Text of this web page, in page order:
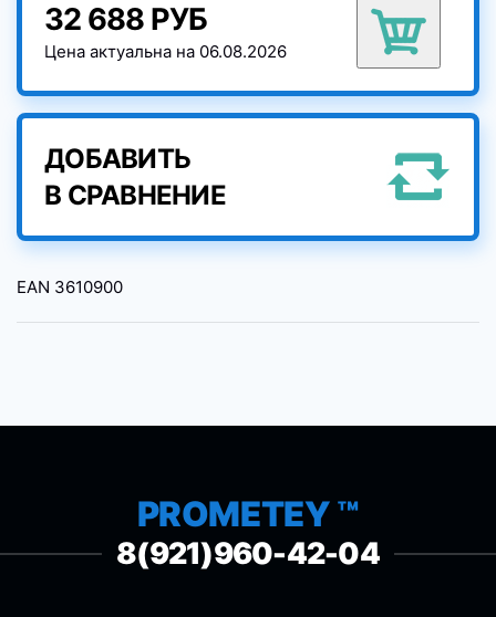
32 688 РУБ
Цена актуальна на 06.08.2026
ДОБАВИТЬ
В СРАВНЕНИЕ
EAN 3610900
PROMETEY ™
8(921)960-42-04